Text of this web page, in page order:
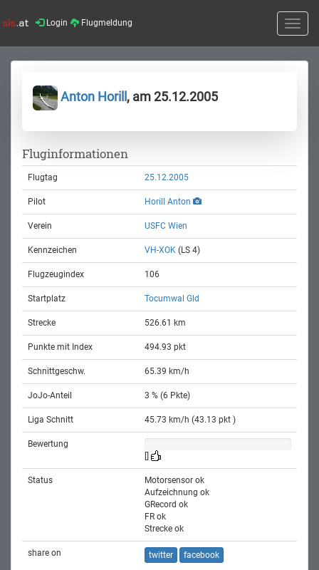
Login Flugmeldung
Toggle
Anton Horill , am 25.12.2005
Fluginformationen
Flugtag 25.12.2005
Pilot Horill Anton
Verein USFC Wien
Kennzeichen VH-XOK (LS 4)
Flugzeugindex 106
Startplatz Tocumwal Gld
Strecke 526.61 km
Punkte mit Index 494.93 pkt
Schnittgeschw. 65.39 km/h
JoJo-Anteil 3 % (6 Pkte)
Liga Schnitt 45.73 km/h (43.13 pkt )
Bewertung
Status
Motorsensor ok
Aufzeichnung ok
GRecord ok
FR ok
Strecke ok
share on twitter facebook